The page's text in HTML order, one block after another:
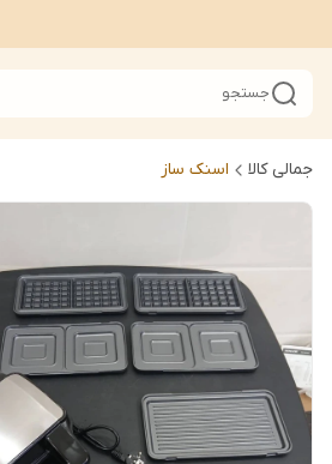
جستجو
جمالی کالا اسنک ساز